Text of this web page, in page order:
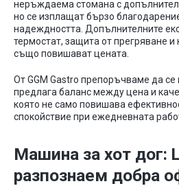
неръждаема стомана с
но се изплащатбързо
надеждността Допълнителните
термостат, защита отпрегряване и
също повишаватцената
ОтGGM Gastro препоръчваме да се
предлага балансмеждуцена и
която не само повишава
спокойствие при ежедневната
Машина за хот дог:
разпознаем добра